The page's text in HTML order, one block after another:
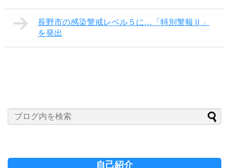
長野市の感染警戒レベル５に…「特別警報Ⅱ」
を発出
自己紹介